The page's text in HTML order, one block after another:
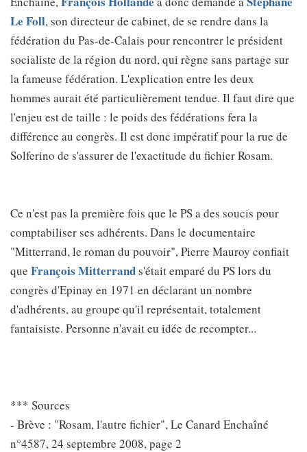
Le Foll, son directeur de cabinet, de se rendre dans la
fédération du Pas-de-Calais pour rencontrer le président
socialiste de la région du nord, qui règne sans partage sur
la fameuse fédération. L'explication entre les deux
hommes aurait été particulièrement tendue. Il faut dire que
l'enjeu est de taille : le poids des fédérations fera la
différence au congrès. Il est donc impératif pour la rue de
Solferino de s'assurer de l'exactitude du fichier Rosam.
Ce n'est pas la première fois que le PS a des soucis pour
comptabiliser ses adhérents. Dans le documentaire
"Mitterrand, le roman du pouvoir", Pierre Mauroy confiait
que François Mitterrands'était emparé du PS lors du
congrès d'Epinay en 1971 en déclarant un nombre
d'adhérents, au groupe qu'il représentait, totalement
fantaisiste. Personne n'avait eu idée de recompter...
*** Sources
- Brève : "Rosam, l'autre fichier", Le Canard Enchaîné
n°4587, 24 septembre 2008, page 2